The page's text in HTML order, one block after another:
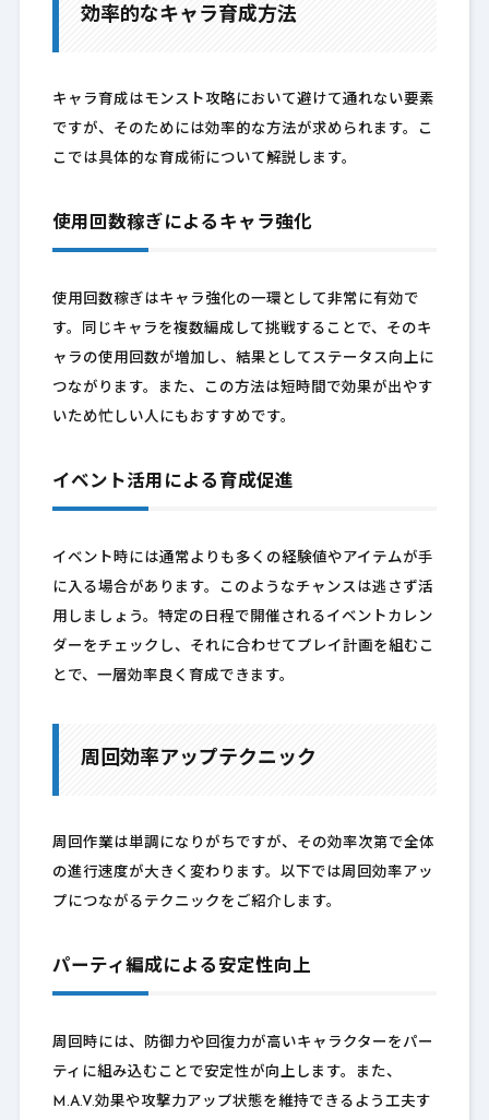
効率的なキャラ育成方法
キャラ育成はモンスト攻略において避けて通れない要素
ですが、そのためには効率的な方法が求められます。こ
こでは具体的な育成術について解説します。
使用回数稼ぎによるキャラ強化
使用回数稼ぎはキャラ強化の一環として非常に有効で
す。同じキャラを複数編成して挑戦することで、そのキ
ャラの使用回数が増加し、結果としてステータス向上に
つながります。また、この方法は短時間で効果が出やす
いため忙しい人にもおすすめです。
イベント活用による育成促進
イベント時には通常よりも多くの経験値やアイテムが手
に入る場合があります。このようなチャンスは逃さず活
用しましょう。特定の日程で開催されるイベントカレン
ダーをチェックし、それに合わせてプレイ計画を組むこ
とで、一層効率良く育成できます。
周回効率アップテクニック
周回作業は単調になりがちですが、その効率次第で全体
の進行速度が大きく変わります。以下では周回効率アッ
プにつながるテクニックをご紹介します。
パーティ編成による安定性向上
周回時には、防御力や回復力が高いキャラクターをパー
ティに組み込むことで安定性が向上します。また、
M.A.V.効果や攻撃力アップ状態を維持できるよう工夫す